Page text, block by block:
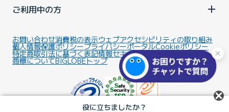
役に立ちましたか？
ご利用中の方
お問い合わせ消費税の表示ウェブアクセシビリティの取り組み
個人情報保護ポリシープライバシーポータルCookieポリシー
特定商取引法に基づく表記情報セキュリティ基本方針
商標についてBIGLOBEトップ